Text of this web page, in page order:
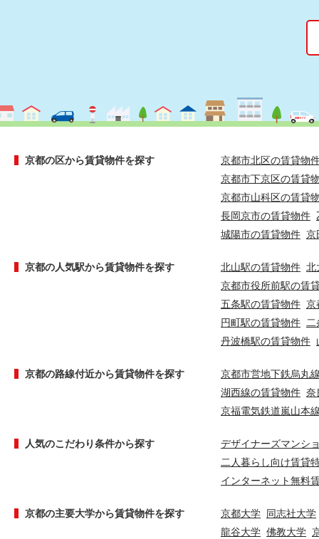
京都の区から賃貸物件を探す
京都市北区の賃貸物
京都市下京区の賃貸
京都市山科区の賃貸
長岡京市の賃貸物件
城陽市の賃貸物件 京
京都の人気駅から賃貸物件を探す 北山駅の賃貸物件 北
京都市役所前駅の賃
五条駅の賃貸物件 京
円町駅の賃貸物件 二
丹波橋駅の賃貸物件
京都の路線付近から賃貸物件を探す
京都市営地下鉄烏丸
湖西線の賃貸物件 奈
京福電気鉄道嵐山本
人気のこだわり条件から探す
デザイナーズマンシ
二人暮らし向け賃貸
インターネット無料
京都の主要大学から賃貸物件を探す 京都大学 同志社大学
龍谷大学 佛教大学